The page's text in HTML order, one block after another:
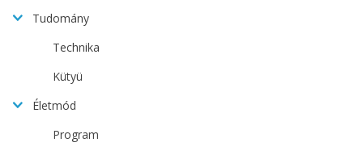
Tudomány
Technika
Kütyü
Életmód
Program